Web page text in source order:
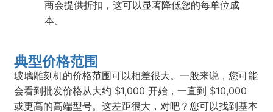
商会提供折扣，这可以显著降低您的每单位成
本。
典型价格范围
玻璃雕刻机的价格范围可以相差很大。一般来说，您可能
会看到批发价格从大约 $1,000 开始，一直到 $10,000
或更高的高端型号。这差距很大，对吧？您可以找到基本